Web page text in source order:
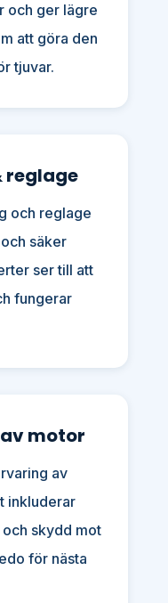
och ger lägre
att göra den
tjuvar.
reglage
och reglage
säker
ser till att
fungerar
motor
av
inkluderar
skydd mot
för nästa